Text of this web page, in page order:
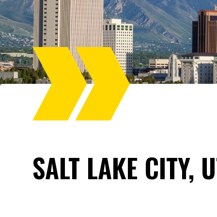
SALT LAKE CITY,